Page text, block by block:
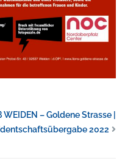
WEIDEN – Goldene Strasse |
2022